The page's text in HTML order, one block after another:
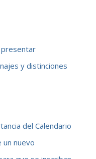
y distinciones
del Calendario
un nuevo